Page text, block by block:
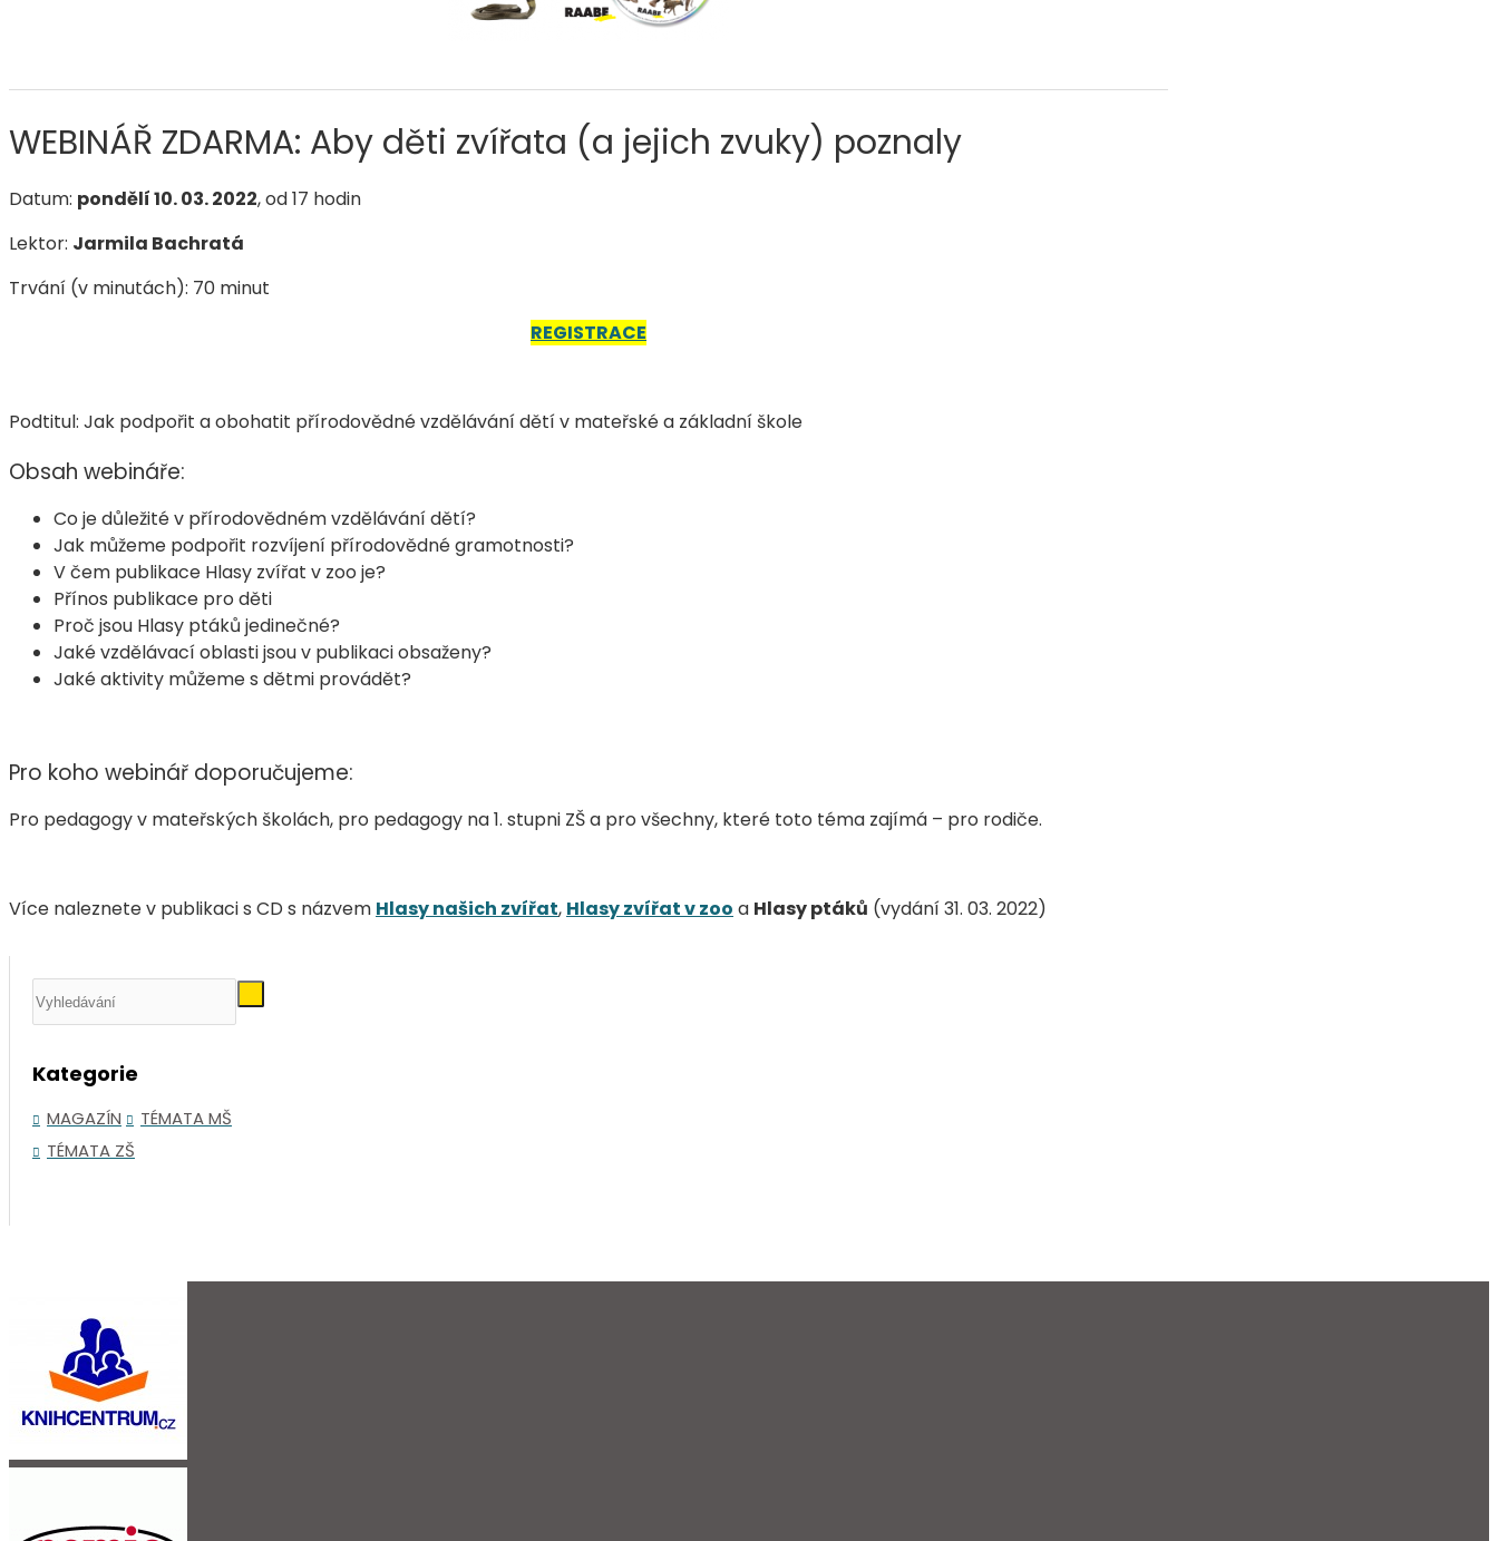
WEBINÁŘ ZDARMA: Aby děti zvířata (a jejich zvuky) poznaly
Datum: pondělí 10. 03. 2022, od 17 hodin
Lektor: Jarmila Bachratá
Trvání (v minutách): 70 minut
REGISTRACE
Podtitul: Jak podpořit a obohatit přírodovědné vzdělávání dětí v mateřské a základní škole
Obsah webináře:
Co je důležité v přírodovědném vzdělávání dětí?
Jak můžeme podpořit rozvíjení přírodovědné gramotnosti?
V čem publikace Hlasy zvířat v zoo je?
Přínos publikace pro děti
Proč jsou Hlasy ptáků jedinečné?
Jaké vzdělávací oblasti jsou v publikaci obsaženy?
Jaké aktivity můžeme s dětmi provádět?
Pro koho webinář doporučujeme:
Pro pedagogy v mateřských školách, pro pedagogy na 1. stupni ZŠ a pro všechny, které toto téma zajímá – pro rodiče.
Více naleznete v publikaci s CD s názvem Hlasy našich zvířat, Hlasy zvířat v zoo a Hlasy ptáků (vydání 31. 03. 2022)
Kategorie
MAGAZÍN
TÉMATA MŠ
TÉMATA ZŠ